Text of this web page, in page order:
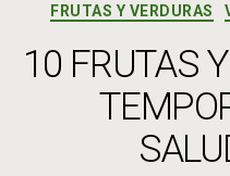
FRUTAS Y VERDURAS
10 FRUTAS